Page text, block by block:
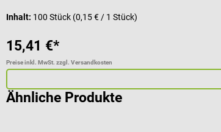
Inhalt: 100 Stück (0,15 € / 1 Stück)
15,41 €*
Preise inkl. MwSt. zzgl. Versandkosten
Ähnliche Produkte